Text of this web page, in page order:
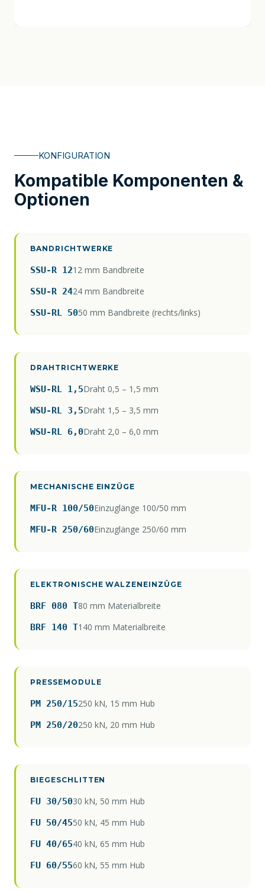
KONFIGURATION
Kompatible Komponenten &
Optionen
BANDRICHTWERKE
SSU-R 1212 mm Bandbreite
SSU-R 2424 mm Bandbreite
SSU-RL 5050 mm Bandbreite (rechts/links)
DRAHTRICHTWERKE
WSU-RL 1,5Draht 0,5 – 1,5 mm
WSU-RL 3,5Draht 1,5 – 3,5 mm
WSU-RL 6,0Draht 2,0 – 6,0 mm
MECHANISCHE EINZÜGE
MFU-R 100/50Einzuglänge 100/50 mm
MFU-R 250/60Einzuglänge 250/60 mm
ELEKTRONISCHE WALZENEINZÜGE
BRF 080 T80 mm Materialbreite
BRF 140 T140 mm Materialbreite
PRESSEMODULE
PM 250/15250 kN, 15 mm Hub
PM 250/20250 kN, 20 mm Hub
BIEGESCHLITTEN
FU 30/5030 kN, 50 mm Hub
FU 50/4550 kN, 45 mm Hub
FU 40/6540 kN, 65 mm Hub
FU 60/5560 kN, 55 mm Hub